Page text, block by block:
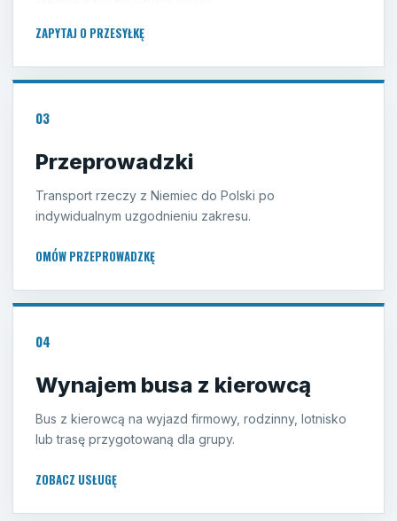
ZAPYTAJ O PRZESYŁKĘ
03
Przeprowadzki
Transport rzeczy z Niemiec do Polski po
indywidualnym uzgodnieniu zakresu.
OMÓW PRZEPROWADZKĘ
04
Wynajem busa z kierowcą
Bus z kierowcą na wyjazd firmowy, rodzinny, lotnisko
lub trasę przygotowaną dla grupy.
ZOBACZ USŁUGĘ